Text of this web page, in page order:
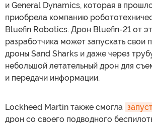
и General Dynamics, которая в
приобрела компанию
Bluefin Robotics. Дрон Bluefin-21 от
разработчика может запускать свои
дроны Sand Sharks и даже через
небольшой летательный дрон для
и передачи информации.
Lockheed Martin также смогла
дрон со своего подводного